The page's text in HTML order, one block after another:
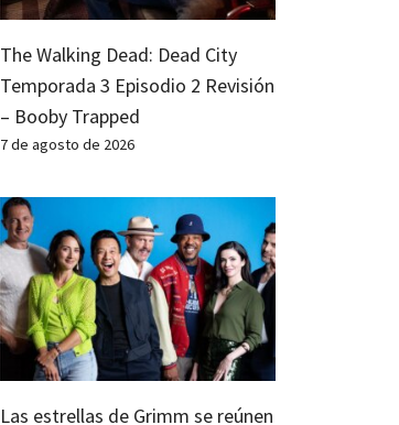
The Walking Dead: Dead City
Temporada 3 Episodio 2 Revisión
– Booby Trapped
7 de agosto de 2026
Las estrellas de Grimm se reúnen